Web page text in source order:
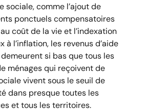
sociale, comme l’ajout de
ponctuels compensatoires
coût de la vie et l’indexation
à l’inflation, les revenus d’aide
si bas que tous les
ménages qui reçoivent de
vivent sous le seuil de
dans presque toutes les
et tous les territoires.